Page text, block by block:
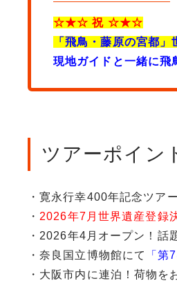
☆★☆ 祝 ☆★☆
「飛鳥・藤原の宮都」
現地ガイドと一緒に飛
ツアーポイン
・寛永行幸400年記念ツア
・ 2026年7月世界遺産登録
・2026年4月オープン！話
・奈良国立博物館にて
「第
・大阪市内に連泊！荷物